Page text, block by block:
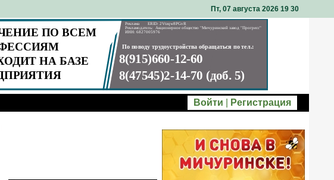
Пт, 07 августа 2026 19 30
Войти Регистрация